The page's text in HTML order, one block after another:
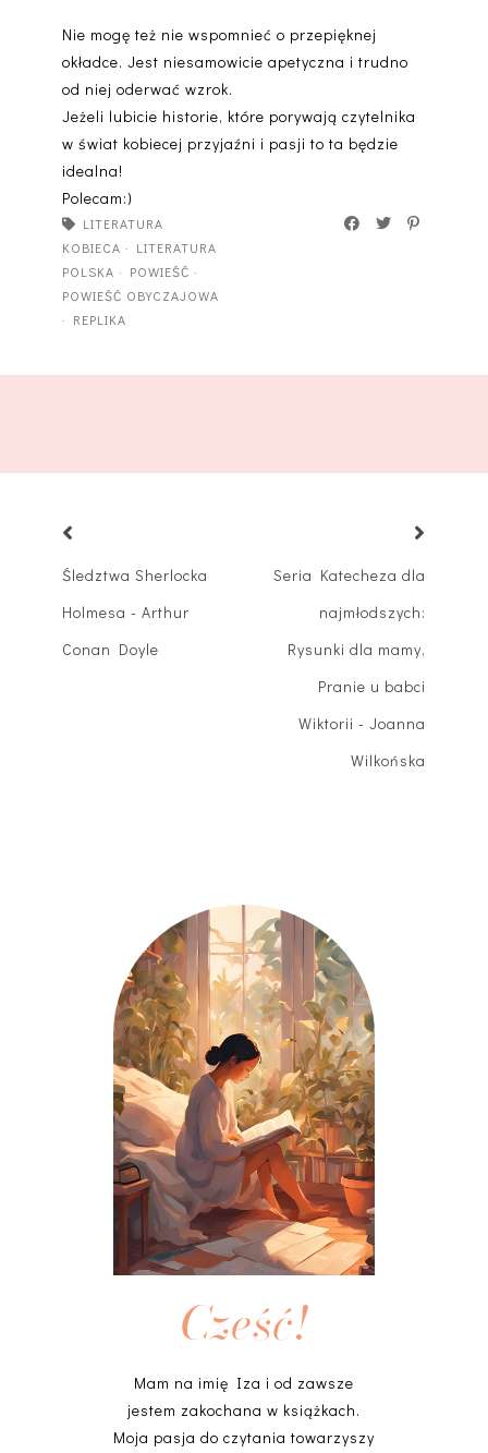
Nie mogę też nie wspomnieć o przepięknej
okładce. Jest niesamowicie apetyczna i trudno
od niej oderwać wzrok.
Jeżeli lubicie historie, które porywają czytelnika
w świat kobiecej przyjaźni i pasji to ta będzie
idealna!
Polecam:)
LITERATURA
KOBIECA · LITERATURA
POLSKA · POWIEŚĆ ·
POWIEŚĆ OBYCZAJOWA
· REPLIKA
Śledztwa Sherlocka
Holmesa - Arthur
Conan Doyle
Seria Katecheza dla
najmłodszych:
Rysunki dla mamy,
Pranie u babci
Wiktorii - Joanna
Wilkońska
Cześć!
Mam na imię Iza i od zawsze
jestem zakochana w książkach.
Moja pasja do czytania towarzyszy